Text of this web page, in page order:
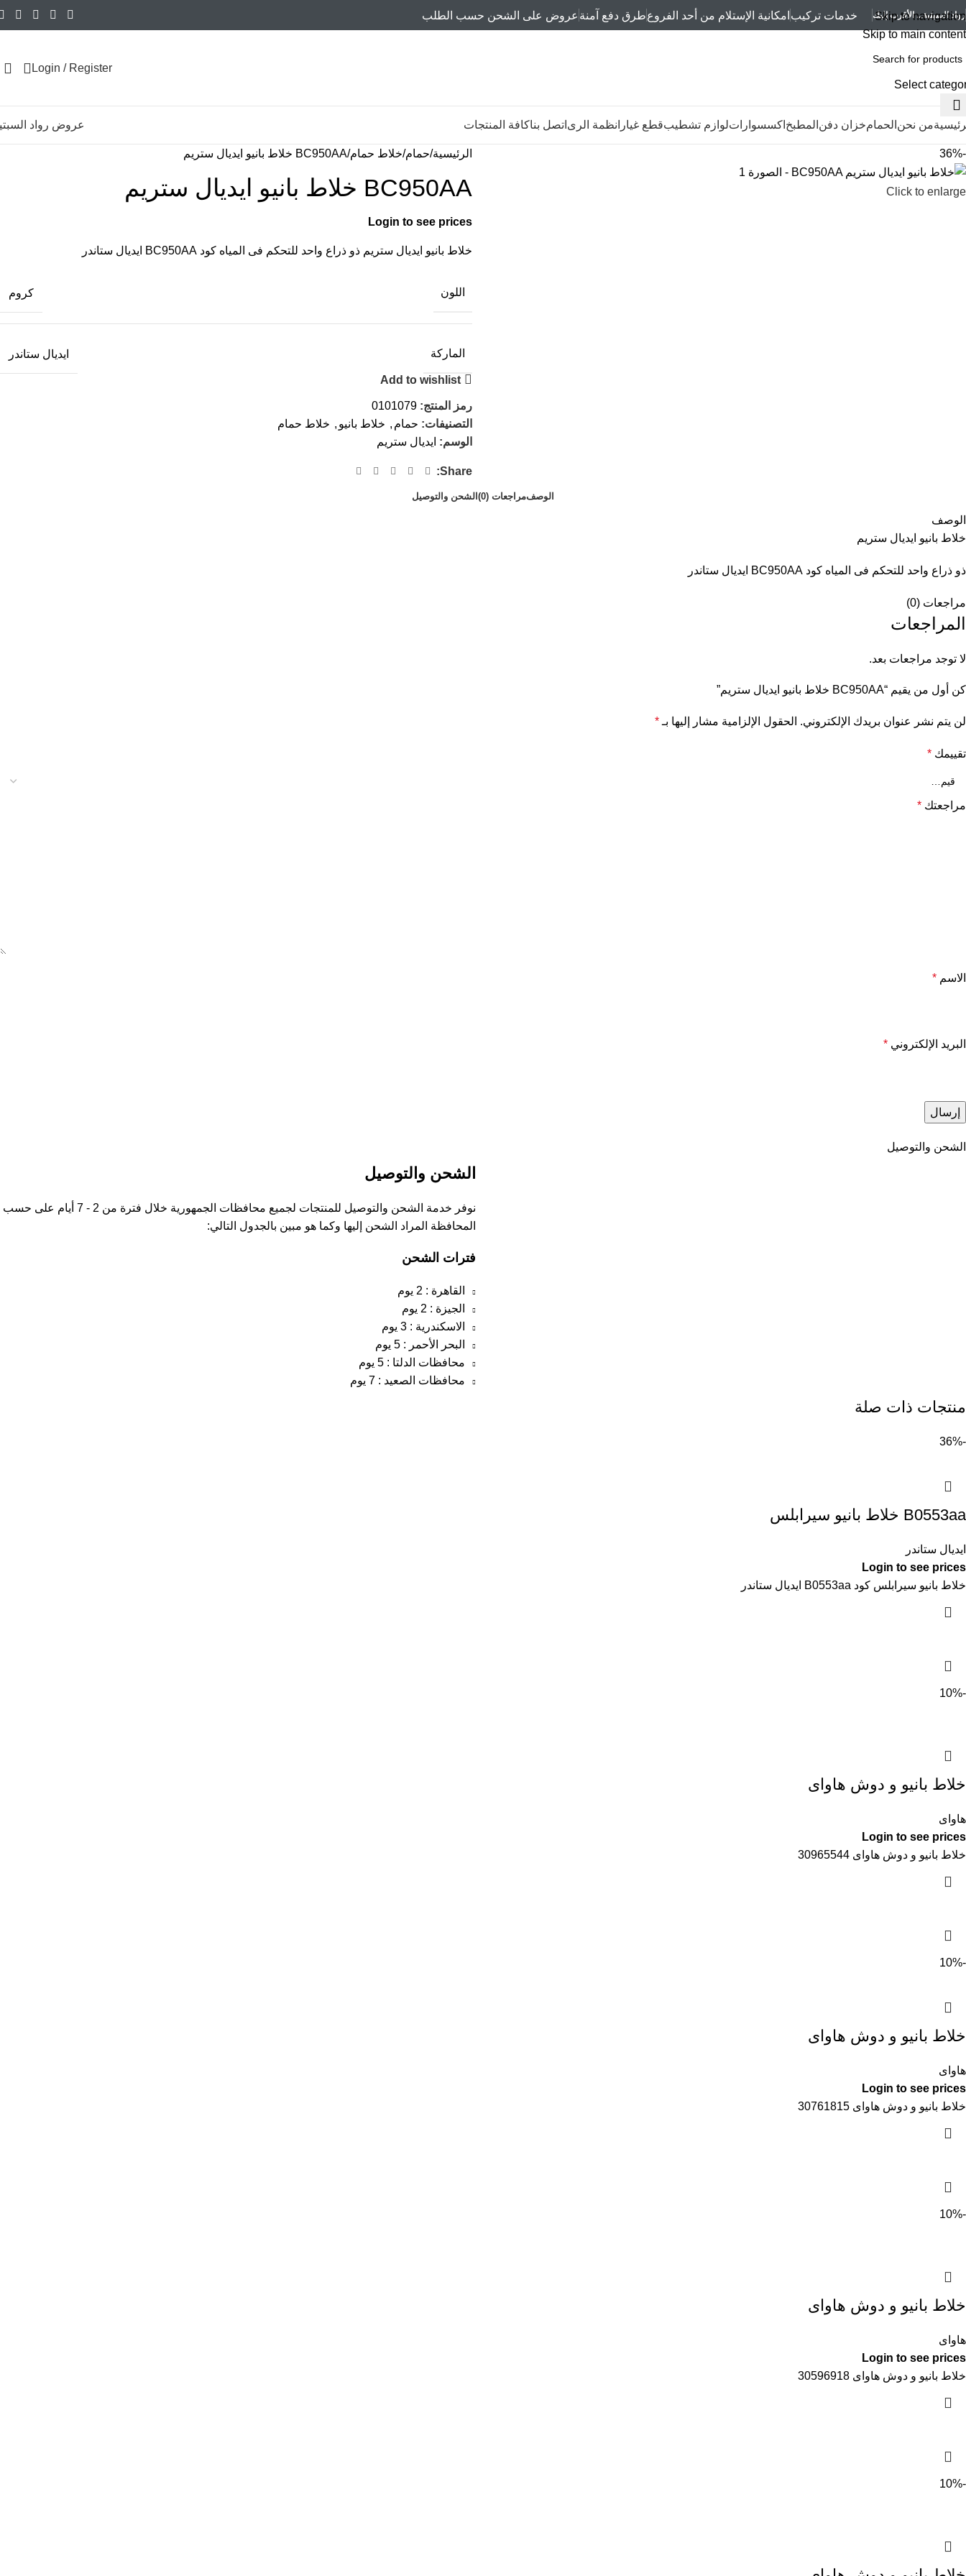
Skip to navigation
Skip to main content
رواد السبتية... الأقرب إليك خدمات تركيب امكانية الإستلام من أحد الفروعطرق دفع آمنة عروض على الشحن حسب الطلب
Select
Login / Register
من نحن الحمامخزان دفن المطبخ اكسسواراتلوازم تشطيبقطع غيار انظمة الرى اتصل بناكافة المنتجات عروض رواد
-36%
Click to enlarge
الرئيسية حمام خلاط حمام BC950AA خلاط بانيو ايديال ستريم
BC950AA خلاط بانيو ايديال ستريم
Login to see prices
خلاط بانيو ايديال ستريم ذو ذراع واحد للتحكم فى المياه كود BC950AA ايديال ستاندر
اللون كروم
الماركة ايديال ستاندر
Add to wishlist
رمز المنتج: 0101079
التصنيفات: حمام , خلاط بانيو , خلاط حمام
الوسم: ايديال ستريم
Share:
الوصفمراجعات (0) الشحن والتوصيل
الوصف
خلاط بانيو ايديال ستريم
ذو ذراع واحد للتحكم فى المياه كود BC950AA ايديال ستاندر
مراجعات (0)
المراجعات
لا توجد مراجعات بعد.
كن أول من يقيم “BC950AA خلاط بانيو ايديال ستريم”
لن يتم نشر عنوان بريدك الإلكتروني. الحقول الإلزامية مشار إليها بـ *
تقييمك *
مراجعتك *
الاسم *
البريد الإلكتروني *
الشحن والتوصيل
الشحن والتوصيل
نوفر خدمة الشحن والتوصيل للمنتجات لجميع محافظات الجمهورية خلال فترة من 2 - 7 أيام على حسب
المحافظة المراد الشحن إليها وكما هو مبين بالجدول التالي:
فترات الشحن
القاهرة : 2 يوم
الجيزة : 2 يوم
الاسكندرية : 3 يوم
البحر الأحمر : 5 يوم
محافظات الدلتا : 5 يوم
محافظات الصعيد : 7 يوم
منتجات ذات صلة
-36%
B0553aa خلاط بانيو سيرابلس
ايديال ستاندر
Login to see prices
خلاط بانيو سيرابلس كود B0553aa ايديال ستاندر
-10%
خلاط بانيو و دوش هاواى
هاواى
Login to see prices
خلاط بانيو و دوش هاواى 30965544
-10%
خلاط بانيو و دوش هاواى
هاواى
Login to see prices
خلاط بانيو و دوش هاواى 30761815
-10%
خلاط بانيو و دوش هاواى
هاواى
Login to see prices
خلاط بانيو و دوش هاواى 30596918
-10%